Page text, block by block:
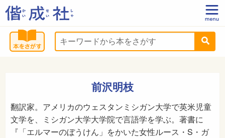
前沢明枝
翻訳家。アメリカのウェスタンミシガン大学で英米児童
文学を、ミシガン大学大学院で言語学を学ぶ。著書に
『「エルマーのぼうけん」をかいた女性ルース・S・ガ